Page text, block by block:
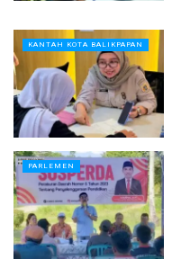
KANTAH KOTA BALIKPAPAN
PARLEMEN